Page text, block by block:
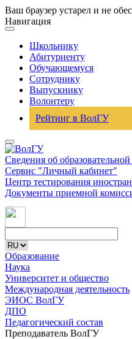
Ваш браузер устарел и не
Навигация
Школьнику
Абитуриенту
Обучающемуся
Сотруднику
Выпускнику
Волонтеру
Рейтинг в ВолГУ
Сведения об
Сервис "Личный кабинет"
Центр тестирования
Документы приемной
Образование
Наука
Университет и общество
Международная деятельность
ЭИОС ВолГУ
ДПО
Педагогический состав
Преподаватель ВолГУ